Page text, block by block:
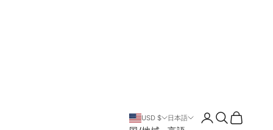
USD $ 日本語 ログイン
検索カート